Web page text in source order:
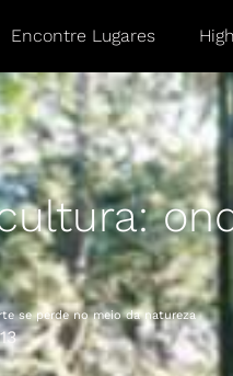
Encontre Lugares
se perde no meio da natureza